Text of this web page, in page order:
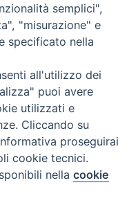
Grimoldi, 5
permesso.
semplici",
"misurazione" e
specificato nella
all'utilizzo dei
puoi avere
utilizzati e
Cliccando su
proseguirai
cookie tecnici.
nellacookie